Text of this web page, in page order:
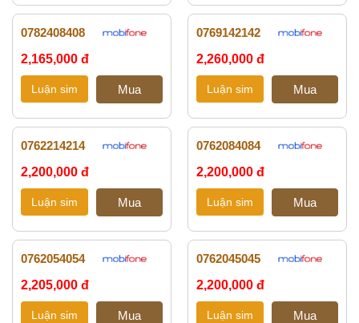
0782408408
2,165,000 đ
0769142142
2,260,000 đ
0762214214
2,200,000 đ
0762084084
2,200,000 đ
0762054054
2,205,000 đ
0762045045
2,200,000 đ